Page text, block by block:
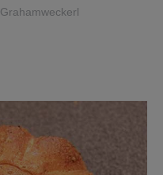
Grahamweckerl